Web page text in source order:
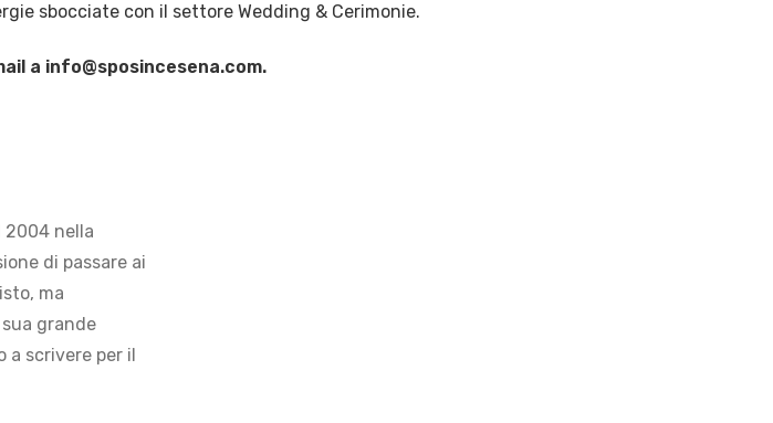
sbocciate con il settore Wedding & Cerimonie.
a info@sposincesena.com.
2004 nella
di passare ai
ma
grande
a scrivere per il